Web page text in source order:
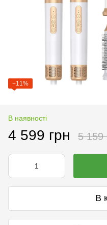
−11%
В наявності
4 599 грн 5 159
В